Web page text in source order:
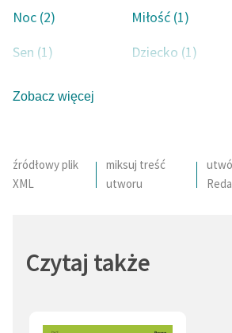
Noc (2)
Miłość (1)
Sen (1)
Dziecko (1)
Zobacz więcej
źródłowy plik
XML
miksuj treść
utworu
Czytaj także